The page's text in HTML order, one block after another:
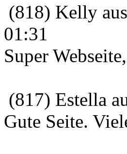
(818) Kelly
01:31
Super
(817) Estella
Gute Seite.